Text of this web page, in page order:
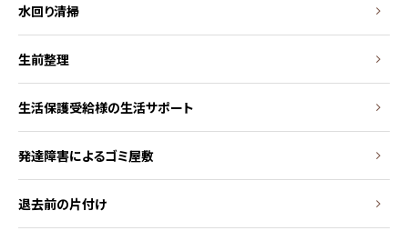
水回り清掃
生前整理
生活保護受給様の生活サポート
発達障害によるゴミ屋敷
退去前の片付け